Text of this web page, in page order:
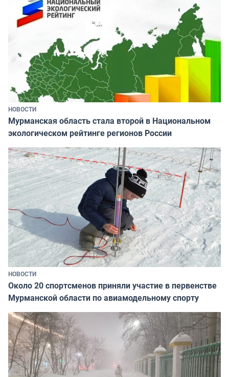
НОВОСТИ
Мурманская область стала второй в Национальном
экологическом рейтинге регионов России
НОВОСТИ
Около 20 спортсменов приняли участие в первенстве
Мурманской области по авиамодельному спорту